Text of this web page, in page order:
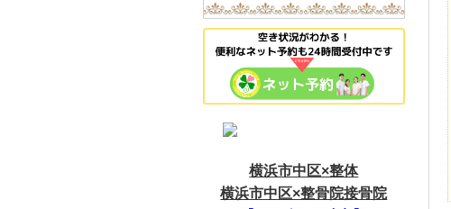
横浜市中区×整体
横浜市中区×整骨院接骨院